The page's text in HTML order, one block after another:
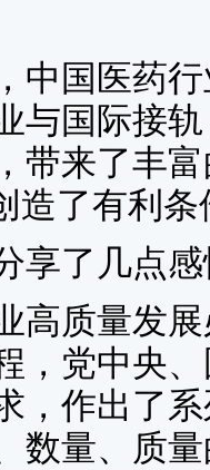
国医药行
与国际接
带来了丰
造了有利条
了几点感
质量发展
，党中央
，作出了
数量、质